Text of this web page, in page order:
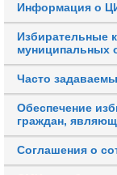
Информация о
Избирательные
муниципальных
Часто
Обеспечение
граждан,
Соглашения о